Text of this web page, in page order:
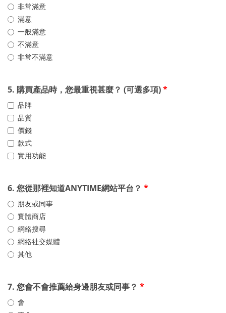
非常滿意
滿意
一般滿意
不滿意
非常不滿意
5. 購買產品時，您最重視甚麼？ (可選多項)*
品牌
品質
價錢
款式
實用功能
6. 您從那裡知道ANYTIME網站平台？ *
朋友或同事
實體商店
網絡搜尋
網絡社交媒體
其他
7. 您會不會推薦給身邊朋友或同事？ *
會